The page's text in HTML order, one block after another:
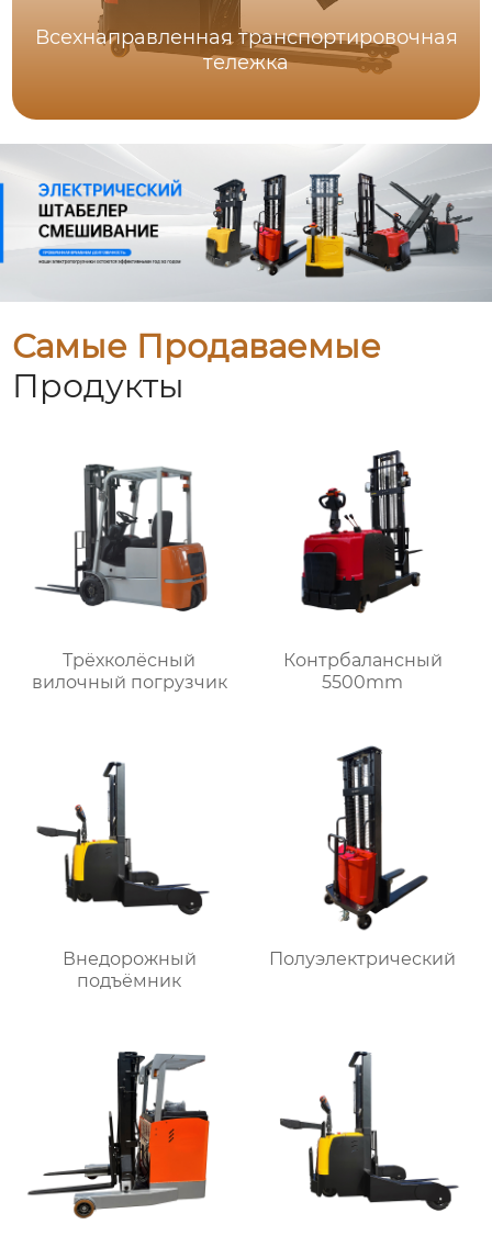
Всехнаправленная транспортировочная
тележка
Самые Продаваемые
Продукты
Трёхколёсный
вилочный погрузчик
Контрбалансный
5500mm
Внедорожный
подъёмник
Полуэлектрический